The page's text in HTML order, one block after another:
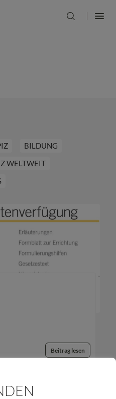
BILDUNG
WELTWEIT
Beitrag lesen